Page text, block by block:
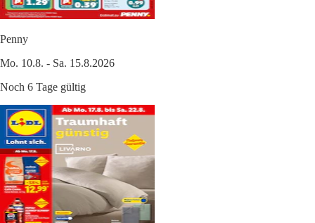
Penny
Mo. 10.8. - Sa. 15.8.2026
Noch 6 Tage gültig